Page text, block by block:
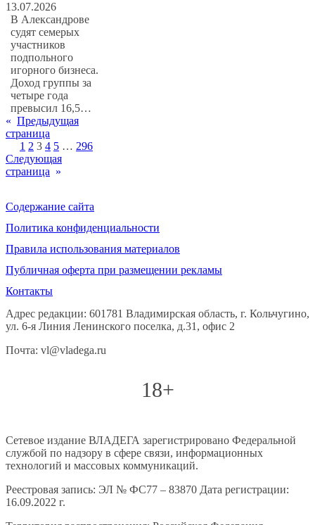
13.07.2026
В Александрове
судят семерых
участников
подпольного
игорного бизнеса.
Доход группы за
четыре года
превысил 16,5…
« Предыдущая
страница
1 2 3 4 5 … 296
Следующая
страница »
Содержание сайта
Политика конфиденциальности
Правила использования материалов
Публичная оферта при размещении рекламы
Контакты
Адрес редакции: 601781 Владимирская область, г. Кольчугино,
ул. 6-я Линия Ленинского поселка, д.31, офис 2
Почта: vl@vladega.ru
18+
Сетевое издание ВЛАДЕГА зарегистрировано Федеральной
службой по надзору в сфере связи, информационных
технологий и массовых коммуникаций.
Реестровая запись: ЭЛ № ФС77 – 83870 Дата регистрации:
16.09.2022 г.